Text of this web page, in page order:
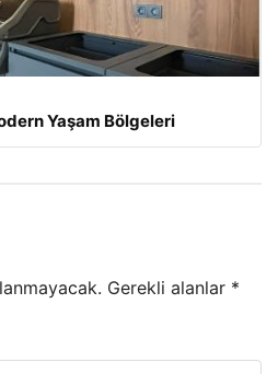
Yaşam Bölgeleri
Gerekli alanlar *